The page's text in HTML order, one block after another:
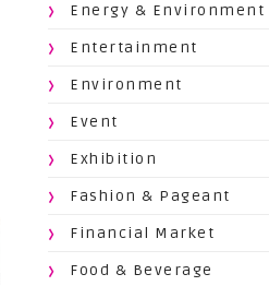
Energy & Environment
Entertainment
Environment
Event
Exhibition
Fashion & Pageant
Financial Market
Food & Beverage